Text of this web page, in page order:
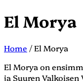
El Morya
Home /El Morya
El Morya on
ja Suuren Valkoisen